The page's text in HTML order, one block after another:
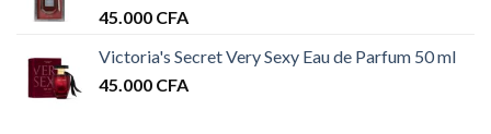
45.000 CFA
Victoria's Secret Very Sexy Eau de Parfum 50 ml
45.000 CFA